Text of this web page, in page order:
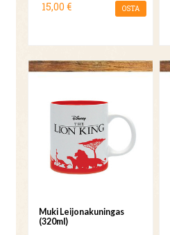
15,00 € OSTA
Muki Leijonakuningas
(320ml)